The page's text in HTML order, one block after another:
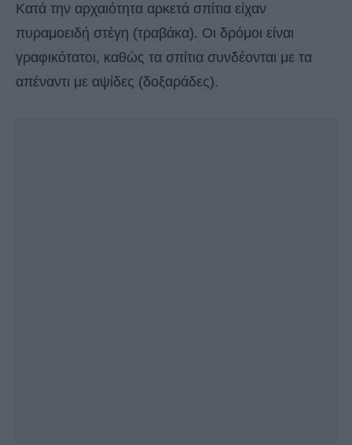
Κατά την αρχαιότητα αρκετά σπίτια είχαν
πυραμοειδή στέγη (τραβάκα). Οι δρόμοι είναι
γραφικότατοι, καθώς τα σπίτια συνδέονται με τα
απέναντι με αψίδες (δοξαράδες).